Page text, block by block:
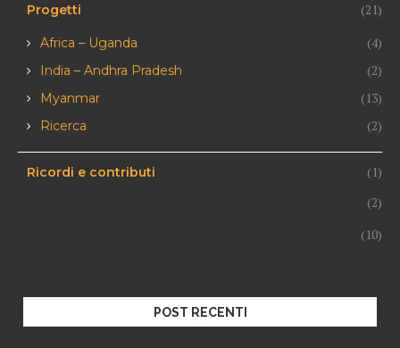
Progetti (21)
Africa – Uganda (4)
India – Andhra Pradesh (2)
Myanmar (13)
Ricerca (2)
Ricordi e contributi
(1)
(2)
(10)
POST RECENTI